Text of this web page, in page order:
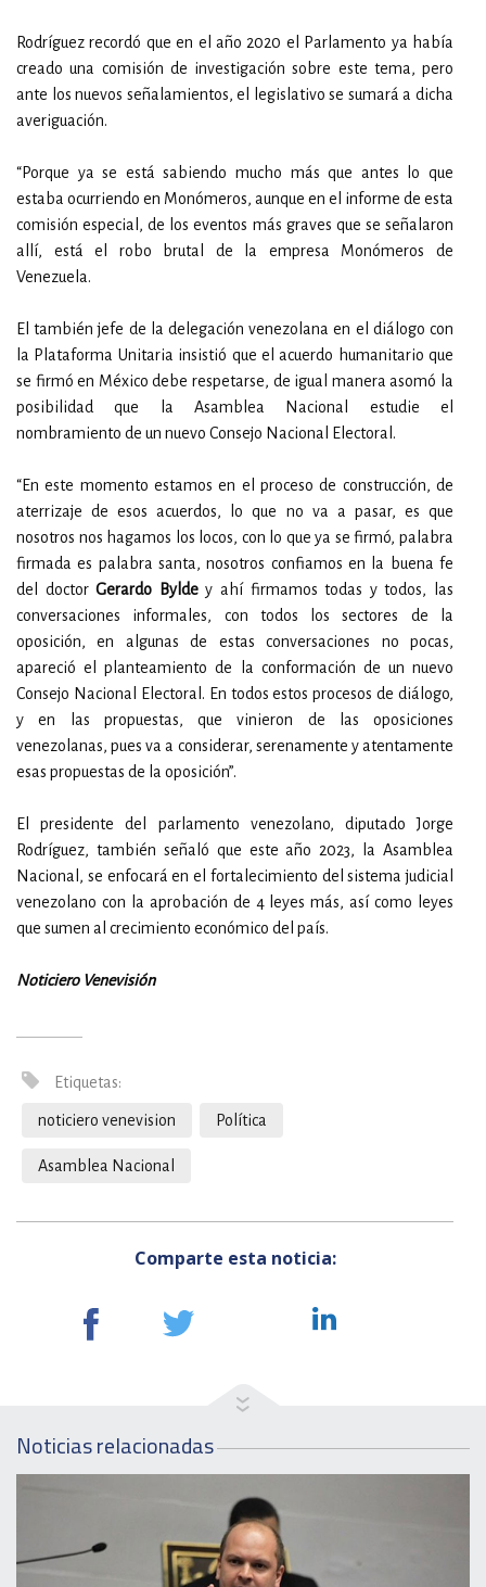
Rodríguez recordó que en el año 2020 el Parlamento ya había
creado una comisión de investigación sobre este tema, pero
ante los nuevos señalamientos, el legislativo se sumará a dicha
averiguación.
“Porque ya se está sabiendo mucho más que antes lo que
estaba ocurriendo en Monómeros, aunque en el informe de esta
comisión especial, de los eventos más graves que se señalaron
allí, está el robo brutal de la empresa Monómeros de
Venezuela.
El también jefe de la delegación venezolana en el diálogo con
la Plataforma Unitaria insistió que el acuerdo humanitario que
se firmó en México debe respetarse, de igual manera asomó la
posibilidad que la Asamblea Nacional estudie el
nombramiento de un nuevo Consejo Nacional Electoral.
“En este momento estamos en el proceso de construcción, de
aterrizaje de esos acuerdos, lo que no va a pasar, es que
nosotros nos hagamos los locos, con lo que ya se firmó, palabra
firmada es palabra santa, nosotros confiamos en la buena fe
del doctorGerardo Byldey ahí firmamos todas y todos, las
conversaciones informales, con todos los sectores de la
oposición, en algunas de estas conversaciones no pocas,
apareció el planteamiento de la conformación de un nuevo
Consejo Nacional Electoral. En todos estos procesos de diálogo,
y en las propuestas, que vinieron de las oposiciones
venezolanas, pues va a considerar, serenamente y atentamente
esas propuestas de la oposición”.
El presidente del parlamento venezolano, diputado Jorge
Rodríguez, también señaló que este año 2023, la Asamblea
Nacional, se enfocará en el fortalecimiento del sistema judicial
venezolano con la aprobación de 4 leyes más, así como leyes
que sumen al crecimiento económico del país.
Noticiero Venevisión
Etiquetas:
noticiero venevision Política
Asamblea Nacional
Comparte esta noticia:
Noticias relacionadas